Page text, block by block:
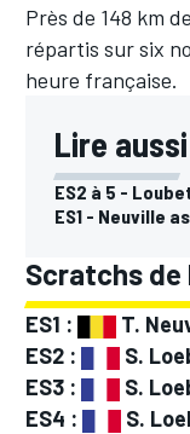
Près de 148 km
répartis sur six
heure française.
Lire
ES2 à 5 -
ES1 - Neuville
Scratchs de
ES1 :
T.
ES2 :
S.
ES3 :
S.
ES4 :
S.